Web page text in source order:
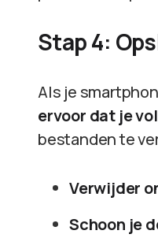
Stap 4:
Als je
ervoor dat je
bestanden te
Verwijder
Schoon je